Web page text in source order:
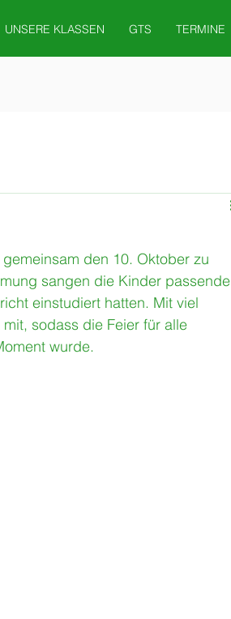
UNSERE KLASSEN GTS TERMINE
den 10. Oktober zu
sangen die Kinder passende
einstudiert hatten. Mit viel
sodass die Feier für alle
wurde.